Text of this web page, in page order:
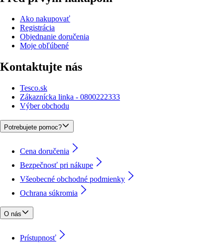
Ako nakupovať
Registrácia
Objednanie doručenia
Moje obľúbené
Kontaktujte nás
Tesco.sk
Zákaznícka linka - 0800222333
Výber obchodu
Potrebujete pomoc?
Cena doručenia
Bezpečnosť pri nákupe
Všeobecné obchodné podmienky
Ochrana súkromia
O nás
Prístupnosť